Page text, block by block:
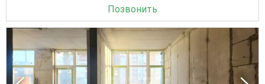
Позвонить